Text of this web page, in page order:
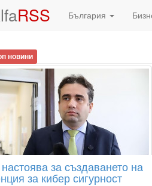
RSS България
новини
за създаването на
за кибер сигурност